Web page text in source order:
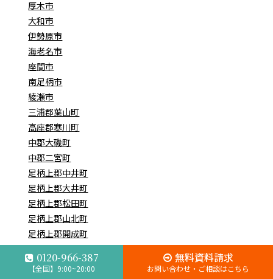
0120-966-387
【全国】9:00~20:00
無料資料請求
お問い合わせ・ご相談はこちら
厚木市
大和市
伊勢原市
海老名市
座間市
南足柄市
綾瀬市
三浦郡葉山町
高座郡寒川町
中郡大磯町
中郡二宮町
足柄上郡中井町
足柄上郡大井町
足柄上郡松田町
足柄上郡山北町
足柄上郡開成町
足柄下郡箱根町
足柄下郡真鶴町